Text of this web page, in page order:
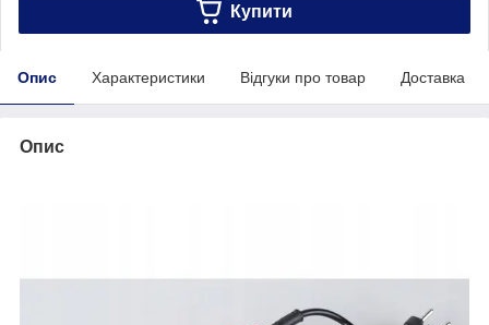
Купити
Опис Характеристики Відгуки про товар Доставка
Опис